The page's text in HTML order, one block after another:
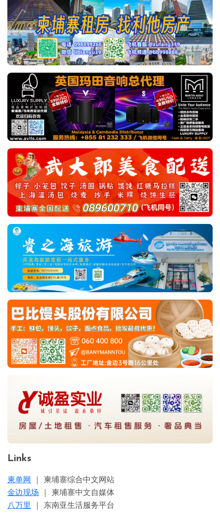
Links
柬单网
｜ 柬埔寨综合中文网站
金边现场 ｜ 柬埔寨中文自媒体
八万里 ｜ 东南亚生活服务平台